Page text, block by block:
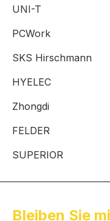
UNI-T
PCWork
SKS Hirschmann
HYELEC
Zhongdi
FELDER
SUPERIOR
Bleiben Sie